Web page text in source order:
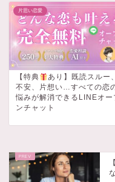
片思い恋愛
【特典
あり】既読スルー、
不安、片想い…すべての恋
悩みが解消できるLINEオー
ンチャット